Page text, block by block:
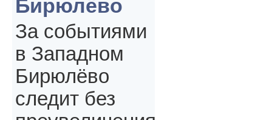
Бирюлёво
За событиями
в Западном
Бирюлёво
следит без